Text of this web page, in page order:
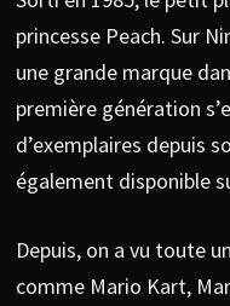
princesse Peach. Sur
une grande marque
première génération
d’exemplaires depuis
également disponible
Depuis, on a vu toute
comme Mario Kart,